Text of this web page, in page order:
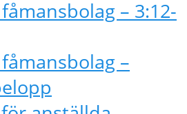
– 3:12-
–